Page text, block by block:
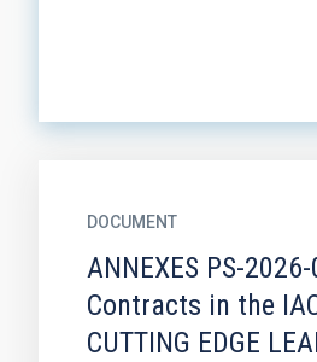
DOCUMENT
ANNEXES PS-
Contracts in the
CUTTING EDGE